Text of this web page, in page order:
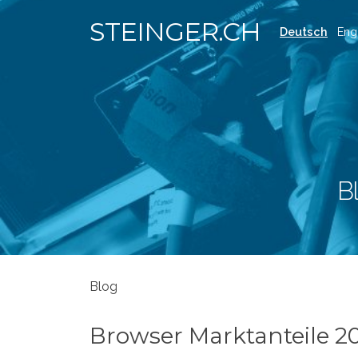
STEINGER.CH Deutsch
Blog
Browser Marktanteile